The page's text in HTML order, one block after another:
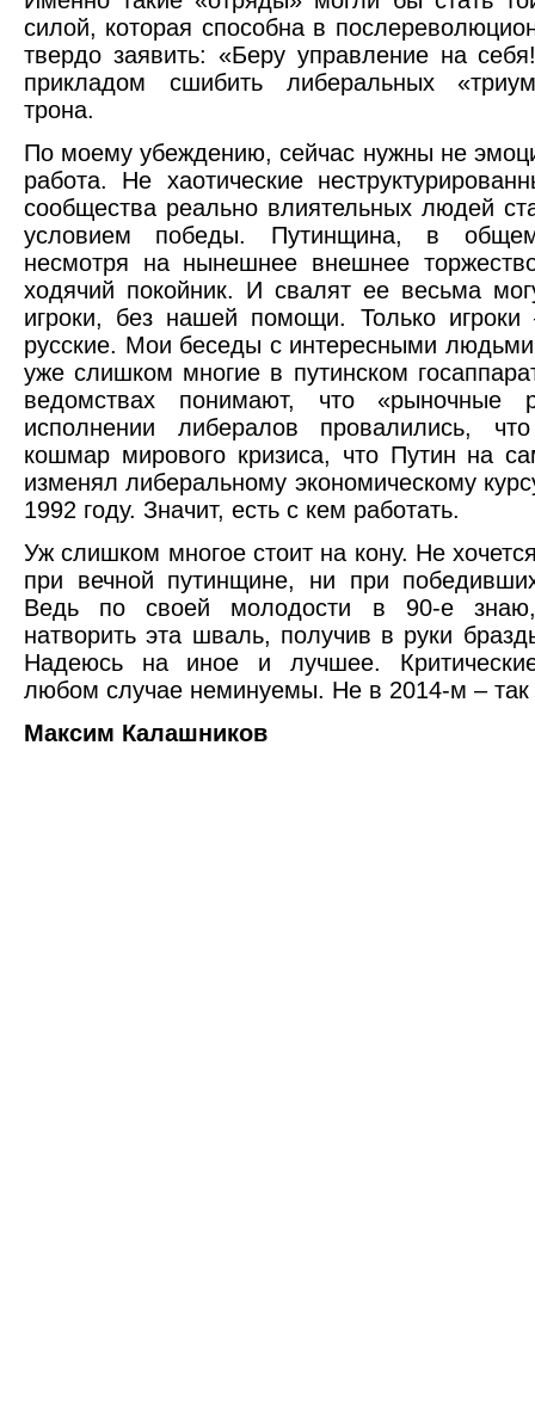
силой, которая способна в
твердо заявить: «Беру управление на
прикладом сшибить либеральных
трона.
По моему убеждению, сейчас нужны не
работа. Не хаотические
сообщества реально влиятельных людей
условием победы. Путинщина, в
несмотря на нынешнее внешнее
ходячий покойник. И свалят ее весьма
игроки, без нашей помощи. Только
русские. Мои беседы с интересными
уже слишком многие в путинском
ведомствах понимают, что «рыночные
исполнении либералов провалились,
кошмар мирового кризиса, что Путин на
изменял либеральному экономическому
1992 году. Значит, есть с кем работать.
Уж слишком многое стоит на кону. Не
при вечной путинщине, ни при
Ведь по своей молодости в 90-е
натворить эта шваль, получив в руки
Надеюсь на иное и лучшее.
любом случае неминуемы. Не в 2014-м –
Максим Калашников